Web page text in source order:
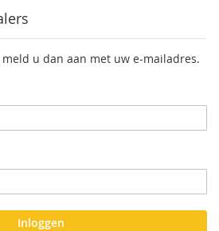
u dan aan met uw e-mailadres.
Inloggen